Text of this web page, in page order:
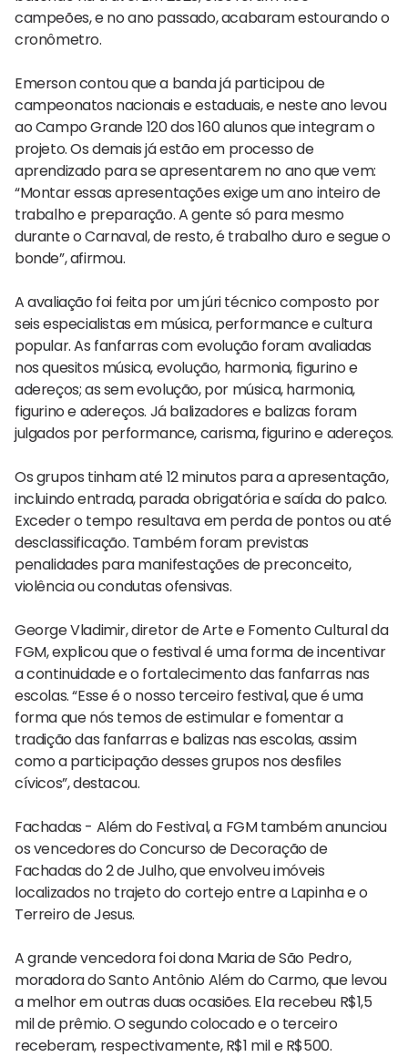
campeões, e no ano passado, acabaram estourando o
cronômetro.
Emerson contou que a banda já participou de
campeonatos nacionais e estaduais, e neste ano levou
ao Campo Grande 120 dos 160 alunos que integram o
projeto. Os demais já estão em processo de
aprendizado para se apresentarem no ano que vem:
“Montar essas apresentações exige um ano inteiro de
trabalho e preparação. A gente só para mesmo
durante o Carnaval, de resto, é trabalho duro e segue o
bonde”, afirmou.
A avaliação foi feita por um júri técnico composto por
seis especialistas em música, performance e cultura
popular. As fanfarras com evolução foram avaliadas
nos quesitos música, evolução, harmonia, figurino e
adereços; as sem evolução, por música, harmonia,
figurino e adereços. Já balizadores e balizas foram
julgados por performance, carisma, figurino e adereços.
Os grupos tinham até 12 minutos para a apresentação,
incluindo entrada, parada obrigatória e saída do palco.
Exceder o tempo resultava em perda de pontos ou até
desclassificação. Também foram previstas
penalidades para manifestações de preconceito,
violência ou condutas ofensivas.
George Vladimir, diretor de Arte e Fomento Cultural da
FGM, explicou que o festival é uma forma de incentivar
a continuidade e o fortalecimento das fanfarras nas
escolas. “Esse é o nosso terceiro festival, que é uma
forma que nós temos de estimular e fomentar a
tradição das fanfarras e balizas nas escolas, assim
como a participação desses grupos nos desfiles
cívicos”, destacou.
Fachadas - Além do Festival, a FGM também anunciou
os vencedores do Concurso de Decoração de
Fachadas do 2 de Julho, que envolveu imóveis
localizados no trajeto do cortejo entre a Lapinha e o
Terreiro de Jesus.
A grande vencedora foi dona Maria de São Pedro,
moradora do Santo Antônio Além do Carmo, que levou
a melhor em outras duas ocasiões. Ela recebeu R$1,5
mil de prêmio. O segundo colocado e o terceiro
receberam, respectivamente, R$1 mil e R$500.